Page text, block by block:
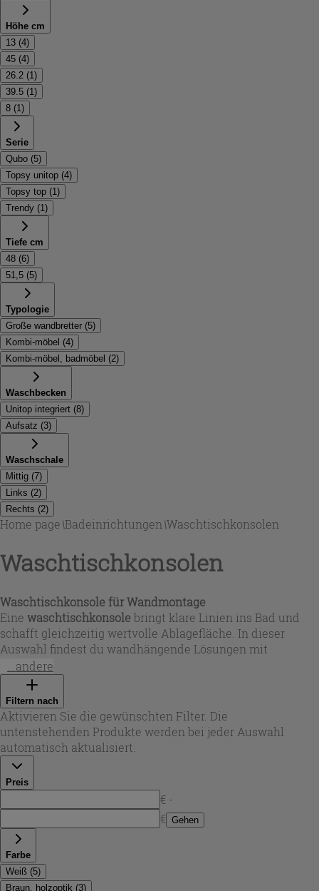
Höhe cm
13 (4)
45 (4)
26.2 (1)
39.5 (1)
8 (1)
Serie
Qubo (5)
Topsy unitop (4)
Topsy top (1)
Trendy (1)
Tiefe cm
48 (6)
51,5 (5)
Typologie
Große wandbretter (5)
Kombi-möbel (4)
Kombi-möbel, badmöbel (2)
Waschbecken
Unitop integriert (8)
Aufsatz (3)
Waschschale
Mittig (7)
Links (2)
Rechts (2)
Home page\Badeinrichtungen \Waschtischkonsolen
Waschtischkonsolen
Waschtischkonsole für Wandmontage
Eine waschtischkonsole bringt klare Linien ins Bad und
schafft gleichzeitig wertvolle Ablagefläche. In dieser
Auswahl findest du wandhängende Lösungen mit
grifflosem Look, die sich für moderne Räume ebenso
eignen wie für reduzierte Gästebäder. Je nach Bedarf
stehen unterschiedliche Breiten (z. B. ca. 60 bis über 180
cm) und Beckenpositionen (mittig, links oder rechts) zur
Verfügung – ideal, wenn du Stauraum und
Bewegungsfreiheit präzise planen willst. Bei Iperceramica
liegt der Fokus auf pflegeleichten Oberflächen und einer
...andere
Filtern nach
Aktivieren Sie die gewünschten Filter. Die
untenstehenden Produkte werden bei jeder Auswahl
automatisch aktualisiert.
Preis
€ -
€ Gehen
Farbe
Weiß (5)
Braun, holzoptik (3)